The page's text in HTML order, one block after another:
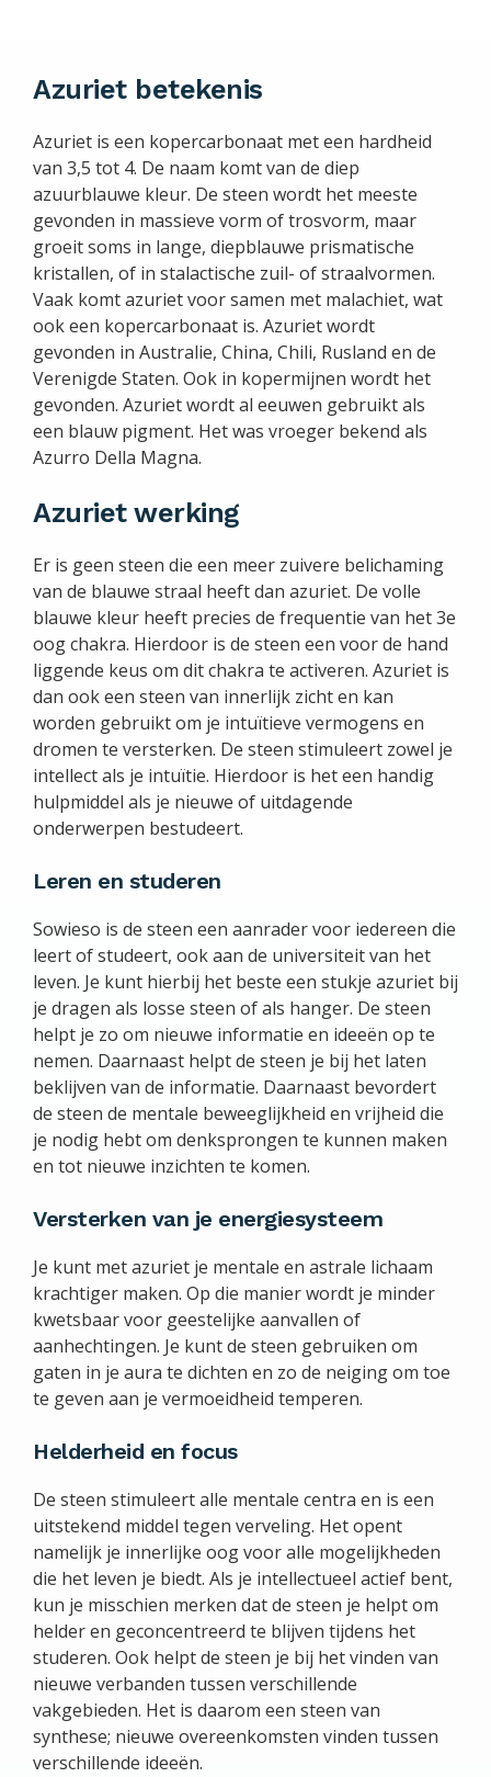
Azuriet betekenis
Azuriet is een kopercarbonaat met een hardheid
van 3,5 tot 4. De naam komt van de diep
azuurblauwe kleur. De steen wordt het meeste
gevonden in massieve vorm of trosvorm, maar
groeit soms in lange, diepblauwe prismatische
kristallen, of in stalactische zuil- of straalvormen.
Vaak komt azuriet voor samen met malachiet, wat
ook een kopercarbonaat is. Azuriet wordt
gevonden in Australie, China, Chili, Rusland en de
Verenigde Staten. Ook in kopermijnen wordt het
gevonden. Azuriet wordt al eeuwen gebruikt als
een blauw pigment. Het was vroeger bekend als
Azurro Della Magna.
Azuriet werking
Er is geen steen die een meer zuivere belichaming
van de blauwe straal heeft dan azuriet. De volle
blauwe kleur heeft precies de frequentie van het 3e
oog chakra. Hierdoor is de steen een voor de hand
liggende keus om dit chakra te activeren. Azuriet is
dan ook een steen van innerlijk zicht en kan
worden gebruikt om je intuïtieve vermogens en
dromen te versterken. De steen stimuleert zowel je
intellect als je intuïtie. Hierdoor is het een handig
hulpmiddel als je nieuwe of uitdagende
onderwerpen bestudeert.
Leren en studeren
Sowieso is de steen een aanrader voor iedereen die
leert of studeert, ook aan de universiteit van het
leven. Je kunt hierbij het beste een stukje azuriet bij
je dragen als losse steen of als hanger. De steen
helpt je zo om nieuwe informatie en ideeën op te
nemen. Daarnaast helpt de steen je bij het laten
beklijven van de informatie. Daarnaast bevordert
de steen de mentale beweeglijkheid en vrijheid die
je nodig hebt om denksprongen te kunnen maken
en tot nieuwe inzichten te komen.
Versterken van je energiesysteem
Je kunt met azuriet je mentale en astrale lichaam
krachtiger maken. Op die manier wordt je minder
kwetsbaar voor geestelijke aanvallen of
aanhechtingen. Je kunt de steen gebruiken om
gaten in je aura te dichten en zo de neiging om toe
te geven aan je vermoeidheid temperen.
Helderheid en focus
De steen stimuleert alle mentale centra en is een
uitstekend middel tegen verveling. Het opent
namelijk je innerlijke oog voor alle mogelijkheden
die het leven je biedt. Als je intellectueel actief bent,
kun je misschien merken dat de steen je helpt om
helder en geconcentreerd te blijven tijdens het
studeren. Ook helpt de steen je bij het vinden van
nieuwe verbanden tussen verschillende
vakgebieden. Het is daarom een steen van
synthese; nieuwe overeenkomsten vinden tussen
verschillende ideeën.